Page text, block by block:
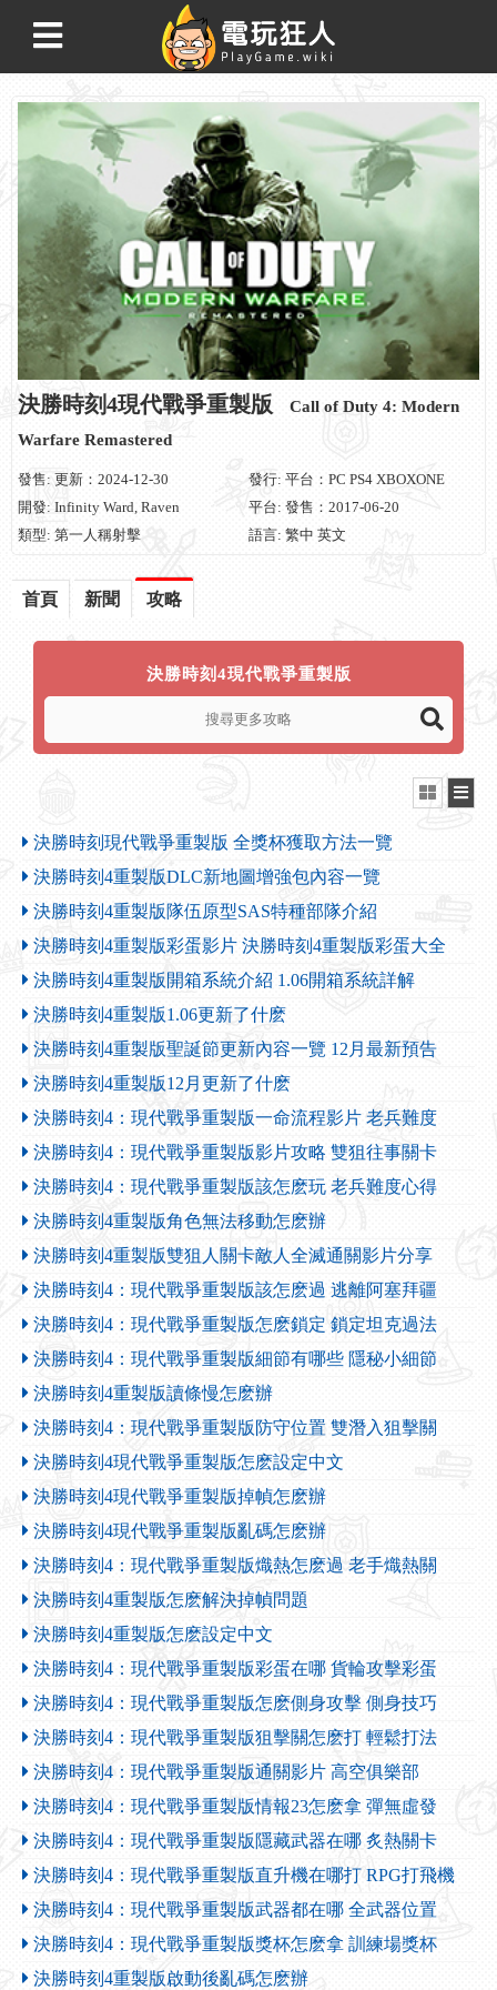
決勝時刻4現代戰爭重製版
Call of Duty 4: Modern
Warfare Remastered
發售: 更新：2024-12-30
發行: 平台：PC PS4 XBOXONE
開發: Infinity Ward, Raven
平台: 發售：2017-06-20
類型: 第一人稱射擊
語言: 繁中 英文
首頁 新聞 攻略
決勝時刻4現代戰爭重製版
決勝時刻現代戰爭重製版 全獎杯獲取方法一覽
決勝時刻4重製版DLC新地圖增強包內容一覽
決勝時刻4重製版隊伍原型SAS特種部隊介紹
決勝時刻4重製版彩蛋影片 決勝時刻4重製版彩蛋大全
決勝時刻4重製版開箱系統介紹 1.06開箱系統詳解
決勝時刻4重製版1.06更新了什麽
決勝時刻4重製版聖誕節更新內容一覽 12月最新預告
決勝時刻4重製版12月更新了什麽
決勝時刻4：現代戰爭重製版一命流程影片 老兵難度
決勝時刻4：現代戰爭重製版影片攻略 雙狙往事關卡
決勝時刻4：現代戰爭重製版該怎麽玩 老兵難度心得
決勝時刻4重製版角色無法移動怎麽辦
決勝時刻4重製版雙狙人關卡敵人全滅通關影片分享
決勝時刻4：現代戰爭重製版該怎麽過 逃離阿塞拜疆
決勝時刻4：現代戰爭重製版怎麽鎖定 鎖定坦克過法
決勝時刻4：現代戰爭重製版細節有哪些 隱秘小細節
決勝時刻4重製版讀條慢怎麽辦
決勝時刻4：現代戰爭重製版防守位置 雙潛入狙擊關
決勝時刻4現代戰爭重製版怎麽設定中文
決勝時刻4現代戰爭重製版掉幀怎麽辦
決勝時刻4現代戰爭重製版亂碼怎麽辦
決勝時刻4：現代戰爭重製版熾熱怎麽過 老手熾熱關
決勝時刻4重製版怎麽解決掉幀問題
決勝時刻4重製版怎麽設定中文
決勝時刻4：現代戰爭重製版彩蛋在哪 貨輪攻擊彩蛋
決勝時刻4：現代戰爭重製版怎麽側身攻擊 側身技巧
決勝時刻4：現代戰爭重製版狙擊關怎麽打 輕鬆打法
決勝時刻4：現代戰爭重製版通關影片 高空俱樂部
決勝時刻4：現代戰爭重製版情報23怎麽拿 彈無虛發
決勝時刻4：現代戰爭重製版隱藏武器在哪 炙熱關卡
決勝時刻4：現代戰爭重製版直升機在哪打 RPG打飛機
決勝時刻4：現代戰爭重製版武器都在哪 全武器位置
決勝時刻4：現代戰爭重製版獎杯怎麽拿 訓練場獎杯
決勝時刻4重製版啟動後亂碼怎麽辦